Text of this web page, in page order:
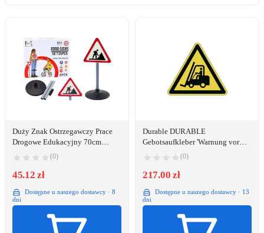
Duży Znak Ostrzegawczy Prace
Drogowe Edukacyjny 70cm
(0)
45.12 zł
Dostępne u naszego dostawcy · 8
dni
Durable DURABLE
Gebotsaufkleber 'Warnung vor
Flurförderzeugen'
(0)
217.00 zł
Dostępne u naszego dostawcy · 13
dni